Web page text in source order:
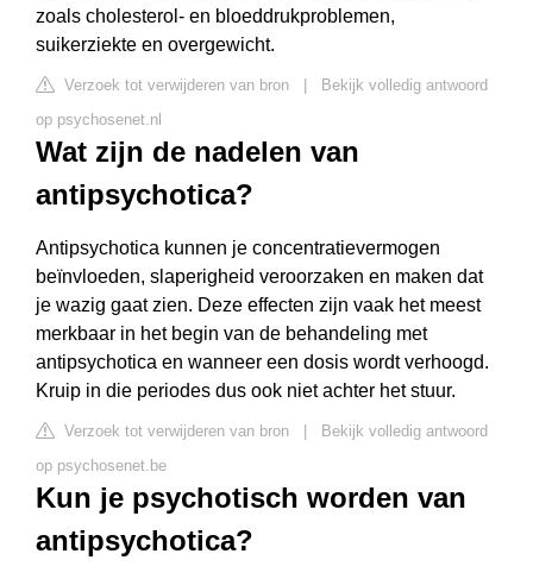
zoals cholesterol- en bloeddrukproblemen,
suikerziekte en overgewicht.
Verzoek tot verwijderen van bron
Bekijk volledig antwoord
op psychosenet.nl
Wat zijn de nadelen van
antipsychotica?
Antipsychotica kunnen je concentratievermogen
beïnvloeden, slaperigheid veroorzaken en maken dat
je wazig gaat zien. Deze effecten zijn vaak het meest
merkbaar in het begin van de behandeling met
antipsychotica en wanneer een dosis wordt verhoogd.
Kruip in die periodes dus ook niet achter het stuur.
Verzoek tot verwijderen van bron
Bekijk volledig antwoord
op psychosenet.be
Kun je psychotisch worden van
antipsychotica?